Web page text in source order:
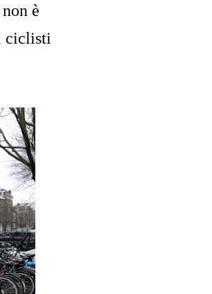
non è
ciclisti